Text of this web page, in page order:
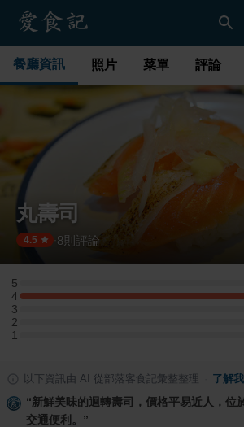
餐廳資訊 照片 菜單 評論
丸壽司
4.5 8則評論
5
5 星：0 則評論
4
4 星：1 則評論
3
3 星：0 則評論
2
2 星：0 則評論
1
1 星：0 則評論
以下資訊由 AI 從部落客食記彙整整理 了解
“新鮮美味的迴轉壽司，價格平易近人，位
交通便利。 ”